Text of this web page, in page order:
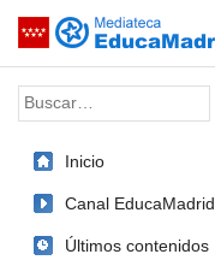
Saltar navegación
Palabra o frase:
Inicio
Canal EducaMadrid
Últimos contenidos